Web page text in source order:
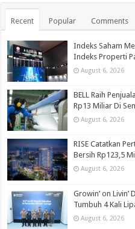
Recent Popular Comments
Indeks Saham
Indeks Properti
August 6, 2026
BELL Raih
Rp13 Miliar Di
August 6, 2026
RISE Catatkan
Bersih Rp123,5
August 6, 2026
Growin’ on
Tumbuh 4 Kali
August 6, 2026